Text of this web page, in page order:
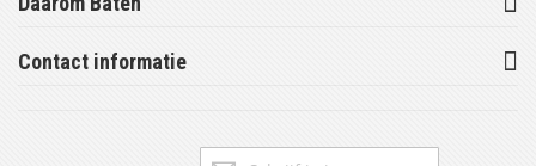
Contact informatie
Abonneer